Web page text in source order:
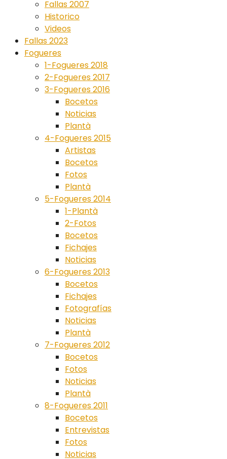
Fallas 2007
Historico
Videos
Fallas 2023
Fogueres
1-Fogueres 2018
2-Fogueres 2017
3-Fogueres 2016
Bocetos
Noticias
Plantà
4-Fogueres 2015
Artistas
Bocetos
Fotos
Plantà
5-Fogueres 2014
1-Plantà
2-Fotos
Bocetos
Fichajes
Noticias
6-Fogueres 2013
Bocetos
Fichajes
Fotografías
Noticias
Plantà
7-Fogueres 2012
Bocetos
Fotos
Noticias
Plantà
8-Fogueres 2011
Bocetos
Entrevistas
Fotos
Noticias